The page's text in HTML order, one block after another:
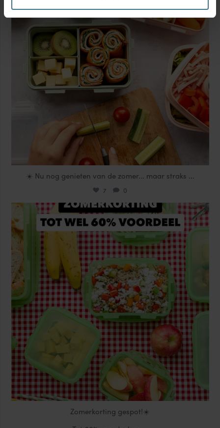
☀️ Nu nog genieten van de zomer... maar straks ...
7 0
locklocknl
Jul 25
Zomerkorting gespot!☀️